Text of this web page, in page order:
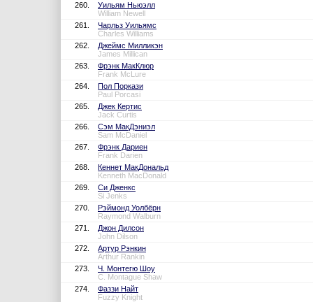
260.
Уильям Ньюэлл
William Newell
261.
Чарльз Уильямс
Charles Williams
262.
Джеймс Милликэн
James Millican
263.
Фрэнк МакКлюр
Frank McLure
264.
Пол Поркази
Paul Porcasi
265.
Джек Кертис
Jack Curtis
266.
Сэм МакДэниэл
Sam McDaniel
267.
Фрэнк Дариен
Frank Darien
268.
Кеннет МакДональд
Kenneth MacDonald
269.
Си Дженкс
Si Jenks
270.
Рэймонд Уолбёрн
Raymond Walburn
271.
Джон Дилсон
John Dilson
272.
Артур Рэнкин
Arthur Rankin
273.
Ч. Монтегю Шоу
C. Montague Shaw
274.
Фаззи Найт
Fuzzy Knight